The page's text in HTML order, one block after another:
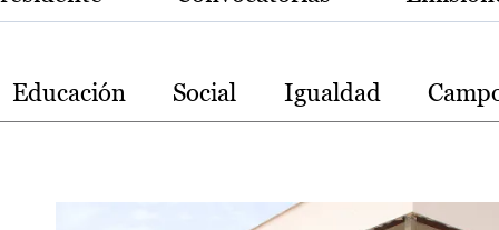
Educación Social Igualdad